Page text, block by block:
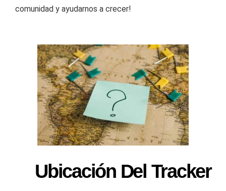
comunidad y ayudarnos a crecer!
Ubicación Del Tracker